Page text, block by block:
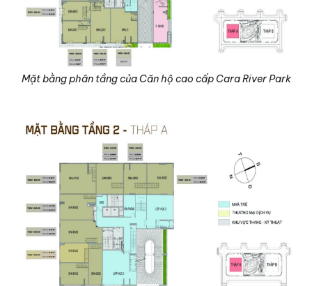
Mặt bằng phân tầng của Căn hộ cao cấp Cara River Park